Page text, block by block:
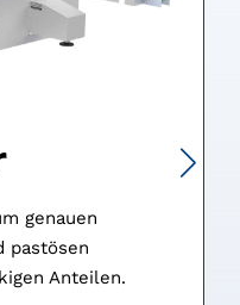
genauen
pastösen
Anteilen.